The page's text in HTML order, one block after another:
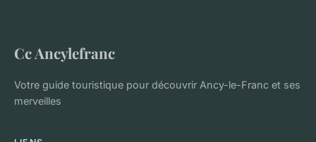
Cc Ancylefranc
Votre guide touristique pour découvrir Ancy-le-Franc et ses
merveilles